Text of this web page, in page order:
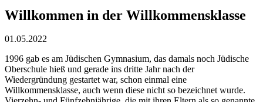
Willkommen in der Willkommensklasse
01.05.2022
1996 gab es am Jüdischen Gymnasium, das damals noch Jüdische
Oberschule hieß und gerade ins dritte Jahr nach der
Wiedergründung gestartet war, schon einmal eine
Willkommensklasse, auch wenn diese nicht so bezeichnet wurde.